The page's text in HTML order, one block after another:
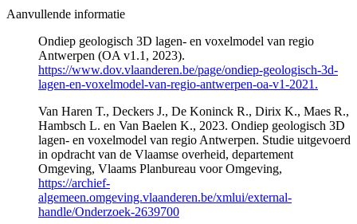
Aanvullende informatie
Ondiep geologisch 3D lagen- en voxelmodel van regio
Antwerpen (OA v1.1, 2023).
https://www.dov.vlaanderen.be/page/ondiep-geologisch-3d-
lagen-en-voxelmodel-van-regio-antwerpen-oa-v1-2021.
Van Haren T., Deckers J., De Koninck R., Dirix K., Maes R.,
Hambsch L. en Van Baelen K., 2023. Ondiep geologisch 3D
lagen- en voxelmodel van regio Antwerpen. Studie uitgevoerd
in opdracht van de Vlaamse overheid, departement
Omgeving, Vlaams Planbureau voor Omgeving,
https://archief-
algemeen.omgeving.vlaanderen.be/xmlui/external-
handle/Onderzoek-2639700